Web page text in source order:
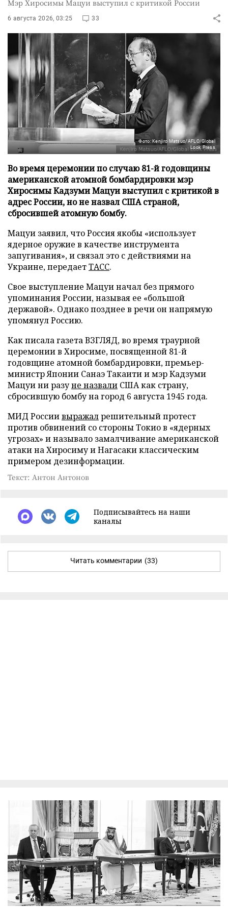
Мэр Хиросимы Мацуи выступил с критикой России
6 августа 2026, 03:25 33
Фото: Kenjiro Matsuo/AFLO/Global
Look Press
Во время церемонии по случаю 81-й годовщины
американской атомной бомбардировки мэр
Хиросимы Кадзуми Мацуи выступил с критикой в
адрес России, но не назвал США страной,
сбросившей атомную бомбу.
Мацуи заявил, что Россия якобы «использует
ядерное оружие в качестве инструмента
запугивания», и связал это с действиями на
Украине, передаетТАСС.
Свое выступление Мацуи начал без прямого
упоминания России, называя ее «большой
державой». Однако позднее в речи он напрямую
упомянул Россию.
Как писала газета ВЗГЛЯД, во время траурной
церемонии в Хиросиме, посвященной 81-й
годовщине атомной бомбардировки, премьер-
министр Японии Санаэ Такаити и мэр Кадзуми
Мацуи ни разуне назвали США как страну,
сбросившую бомбу на город 6 августа 1945 года.
МИД Россиивыражалрешительный протест
против обвинений со стороны Токио в «ядерных
угрозах» и называло замалчивание американской
атаки на Хиросиму и Нагасаки классическим
примером дезинформации.
Текст: Антон Антонов
Подписывайтесь на наши
каналы
Читать комментарии (33)